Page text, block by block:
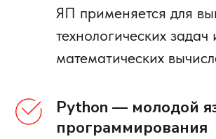
ЯП применяется для
технологических задач
математических
Python — молодой
программирования